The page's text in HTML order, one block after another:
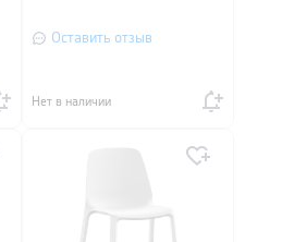
Оставить отзыв
Нет в наличии